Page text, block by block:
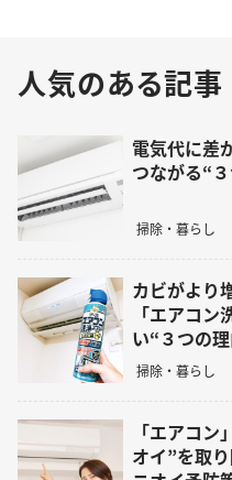
人気のある記事
電気代に差
つながる“
掃除・暮らし
カビがより
「エアコ
い“３つの
掃除・暮らし
「エアコ
オイ”を取